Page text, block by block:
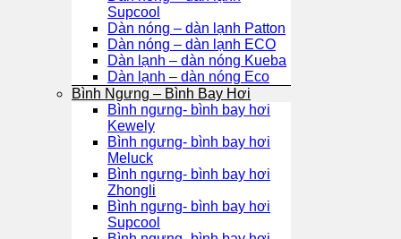
Supcool
Dàn nóng – dàn lạnh Patton
Dàn nóng – dàn lạnh ECO
Dàn lạnh – dàn nóng Kueba
Dàn lạnh – dàn nóng Eco
Bình Ngưng – Bình Bay Hơi
Bình ngưng- bình bay hơi
Kewely
Bình ngưng- bình bay hơi
Meluck
Bình ngưng- bình bay hơi
Zhongli
Bình ngưng- bình bay hơi
Supcool